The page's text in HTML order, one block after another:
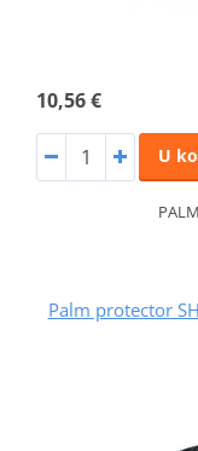
10,56 €
U
Palm protector